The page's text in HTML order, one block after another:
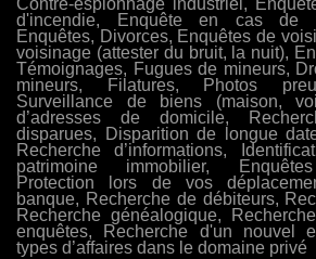
Contre-espionnage industriel,
d'incendie, Enquête en cas de
Enquêtes, Divorces, Enquêtes de
voisinage (attester du bruit, la nuit),
Témoignages, Fugues de mineurs,
mineurs, Filatures, Photos
Surveillance de biens (maison,
d’adresses de domicile,
disparues, Disparition de longue
Recherche d’informations,
patrimoine immobilier,
Protection lors de vos
banque, Recherche de débiteurs,
Recherche généalogique,
enquêtes, Recherche d'un nouvel
types d’affaires dans le domaine privé